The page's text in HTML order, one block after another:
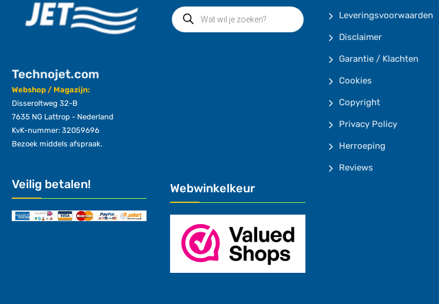
Technojet.com
Webshop / Magazijn:
Disseroltweg 32-B
7635 NG Lattrop - Nederland
KvK-nummer: 32059696
Bezoek middels afspraak.
Veilig betalen! Webwinkelkeur
Leveringsvoorwaarden
Disclaimer
Garantie / Klachten
Cookies
Copyright
Privacy Policy
Herroeping
Reviews